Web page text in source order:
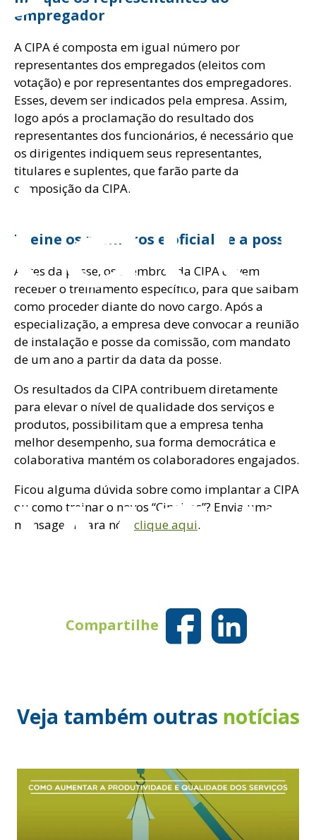
empregador
A CIPA é composta em igual número por
representantes dos empregados (eleitos com
votação) e por representantes dos empregadores.
Esses, devem ser indicados pela empresa. Assim,
logo após a proclamação do resultado dos
representantes dos funcionários, é necessário que
os dirigentes indiquem seus representantes,
titulares e suplentes, que farão parte da
composição da CIPA.
Treine os membros e oficialize a posse
Antes da posse, os membros da CIPA devem
receber o treinamento específico, para que saibam
como proceder diante do novo cargo. Após a
especialização, a empresa deve convocar a reunião
de instalação e posse da comissão, com mandato
de um ano a partir da data da posse.
Os resultados da CIPA contribuem diretamente
para elevar o nível de qualidade dos serviços e
produtos, possibilitam que a empresa tenha
melhor desempenho, sua forma democrática e
colaborativa mantém os colaboradores engajados.
Ficou alguma dúvida sobre como implantar a CIPA
ou como treinar o novos “Cipeiros”? Envia uma
mensagem para nós, clique aqui.
Compartilhe
Veja também outras notícias